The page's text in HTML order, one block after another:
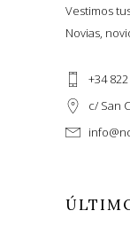
Vestimos
Novias,
+34
c/ San